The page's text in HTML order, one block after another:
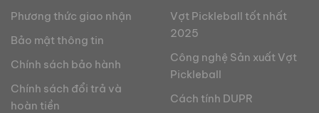
Phương thức giao nhận
Bảo mật thông tin
Chính sách bảo hành
Chính sách đổi trả và
hoàn tiền
Vợt Pickleball tốt nhất
2025
Công nghệ Sản xuất Vợt
Pickleball
Cách tính DUPR